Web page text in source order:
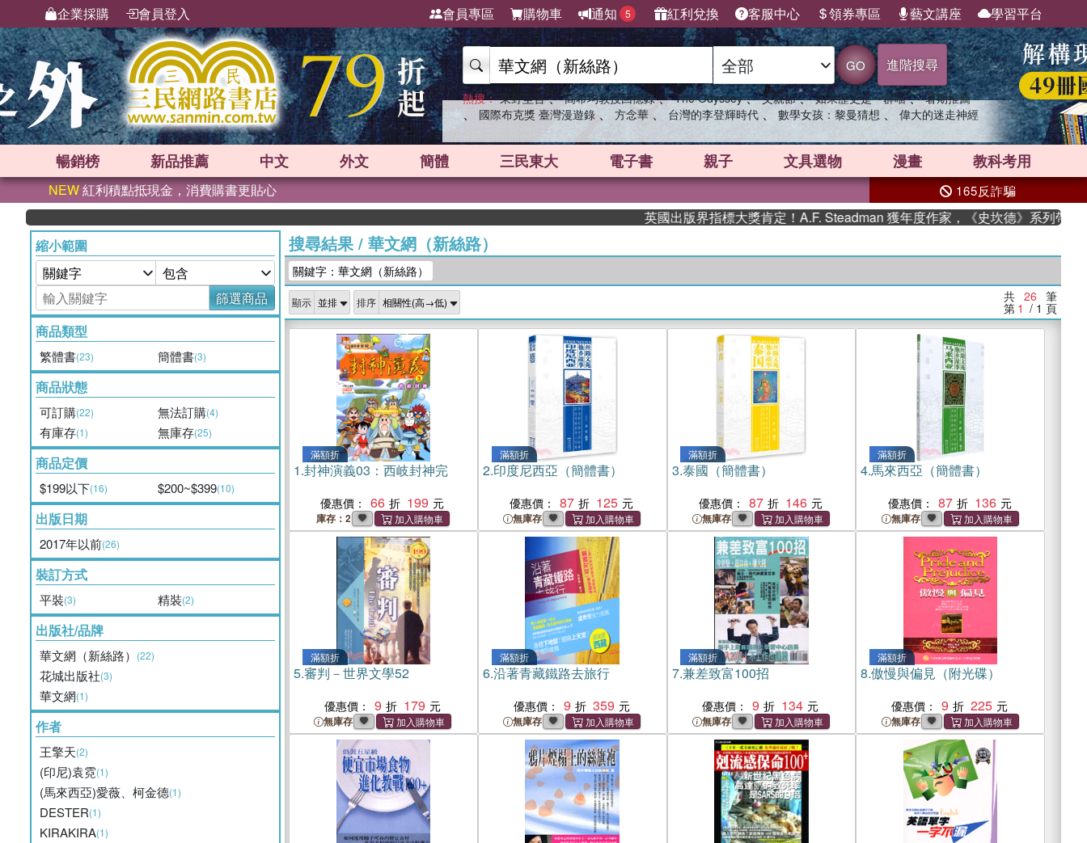
企業採購 會員登入 會員專區 購物車 通知 5 紅利兌換 客服中心 領券專區 藝文講座 學習平台
GO 進階搜尋
熱搜： 東野圭吾 、 高希均教授回憶錄 、 The Odyssey 、 父親節 、 如果歷史是一群喵 、 暑期推薦
、 國際布克獎 臺灣漫遊錄 、 方念華 、 台灣的李登輝時代 、 數學女孩：黎曼猜想 、 偉大的迷走神經
暢銷榜 新品推薦 中文 外文 簡體 三民東大 電子書 親子 文具選物 漫畫 教科考用
NEW紅利積點抵現金，消費購書更貼心 165反詐騙
英國出版界指標大獎肯定！A.F. Steadman 獲年度作家，《史坎德》系列帶你踏上熱
縮小範圍
篩選商品
商品類型
繁體書(23) 簡體書(3)
商品狀態
可訂購(22) 無法訂購(4)
有庫存(1) 無庫存(25)
商品定價
$199以下(16) $200~$399(10)
出版日期
2017年以前(26)
裝訂方式
平裝(3) 精裝(2)
出版社/品牌
華文網（新絲路） (22)
花城出版社(3)
華文網(1)
作者
王擎天(2)
(印尼)袁霓(1)
(馬來西亞)愛薇、柯金德(1)
DESTER(1)
KIRAKIRA(1)
搜尋結果/ 華文網（新絲路）
關鍵字：華文網（新絲路）
顯示 排序 共 26 筆
第 1 / 1 頁
滿額折
1.封神演義03：西岐封神完
優惠價： 66 199
庫存：2
滿額折
2.印度尼西亞（簡體書）
優惠價： 87 125
無庫存
滿額折
3.泰國（簡體書）
優惠價： 87 146
無庫存
滿額折
4.馬來西亞（簡體書）
優惠價： 87 136
無庫存
滿額折
5.審判－世界文學52
優惠價： 9 179
無庫存
滿額折
6.沿著青藏鐵路去旅行
優惠價： 9 359
無庫存
滿額折
7.兼差致富100招
優惠價： 9 134
無庫存
滿額折
8.傲慢與偏見（附光碟）
優惠價： 9 225
無庫存